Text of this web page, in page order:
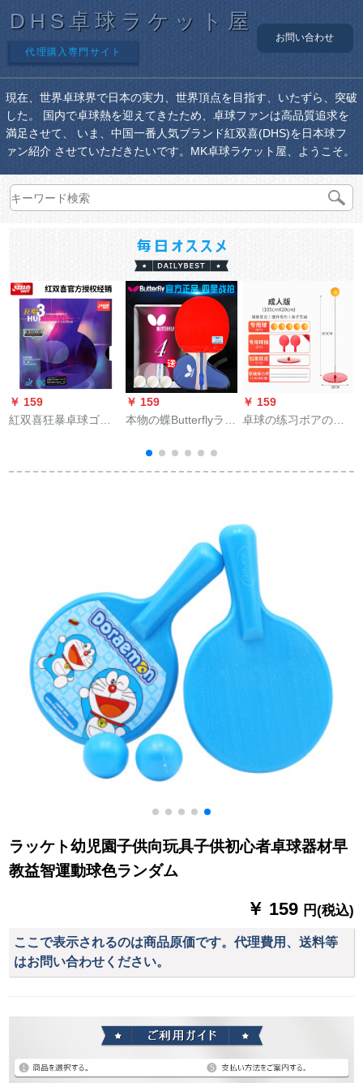
DHS卓球ラケット屋
代理購入専門サイト
お問い合わせ
現在、世界卓球界で日本の実力、世界頂点を目指す、いたずら、突破
した。 国内で卓球熱を迎えてきたため、卓球ファンは高品質追求を
満足させて、 いま、中国一番人気ブランド紅双喜(DHS)を日本球フ
ァン紹介 させていただきたいです。MK卓球ラケット屋、ようこそ。
￥ 159
紅双喜狂暴卓球ゴム
￥ 159
本物の蝶Butterflyラッ
心者の訓練完成品で
す。両面テ-プ付の卓
￥ 159
卓球の练习ボアのト
的に帰ってきてシン
フィットをそのまま
持ちます。
ラッケト幼児園子供向玩具子供初心者卓球器材早
教益智運動球色ランダム
￥ 159 円(税込)
ここで表示されるのは商品原価です。代理費用、送料等
はお問い合わせください。